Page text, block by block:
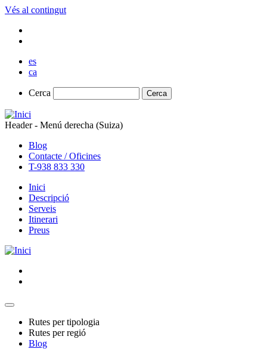
Vés al contingut
es
ca
Cerca Cerca
Header - Menú derecha (Suiza)
Blog
Contacte / Oficines
T-938 833 330
Inici
Descripció
Serveis
Itinerari
Preus
Rutes per tipologia
Rutes per regió
Blog